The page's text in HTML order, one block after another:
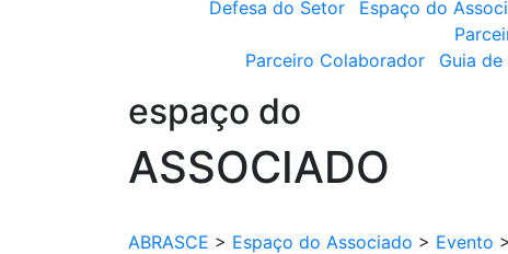
Defesa do Setor
Espaço do
Parceiro Colaborador
Guia
espaço do
ASSOCIADO
ABRASCE > Espaço do Associado > Evento >